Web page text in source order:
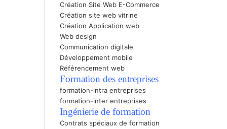
Création Site Web E-Commerce
Création site web vitrine
Création Application web
Web design
Communication digitale
Développement mobile
Référencement web
Formation des entreprises
formation-intra entreprises
formation-inter entreprises
Ingénierie de formation
Contrats spéciaux de formation